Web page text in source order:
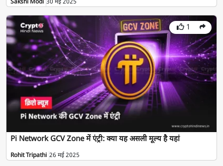
Sakshi Modi 30 मई 2025
1
Pi Network GCV Zone में एंट्री: क्या यह असली मूल्य है यहां
Rohit Tripathi 26 मई 2025